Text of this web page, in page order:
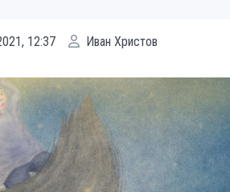
12:37 Иван Христов